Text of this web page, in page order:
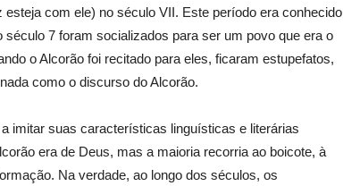
com ele) no século VII. Este período era conhecido
7 foram socializados para ser um povo que era o
o Alcorão foi recitado para eles, ficaram estupefatos,
como o discurso do Alcorão.
imitar suas características linguísticas e literárias
era de Deus, mas a maioria recorria ao boicote, à
Na verdade, ao longo dos séculos, os